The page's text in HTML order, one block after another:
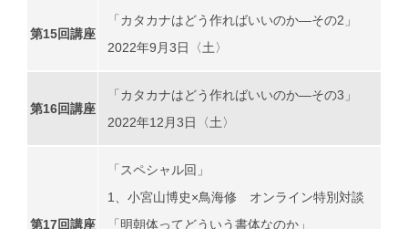
第15回講座
「カタカナはどう作ればいいのか―その2」
2022年9月3日〈土〉
第16回講座
「カタカナはどう作ればいいのか―その3」
2022年12月3日〈土〉
第17回講座
「スペシャル回」
1、小宮山博史×鳥海修 オンライン特別対談
「明朝体ってどういう書体なのか」